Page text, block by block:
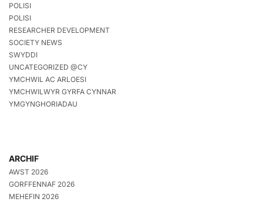
POLISI
POLISI
RESEARCHER DEVELOPMENT
SOCIETY NEWS
SWYDDI
UNCATEGORIZED @CY
YMCHWIL AC ARLOESI
YMCHWILWYR GYRFA CYNNAR
YMGYNGHORIADAU
ARCHIF
AWST 2026
GORFFENNAF 2026
MEHEFIN 2026